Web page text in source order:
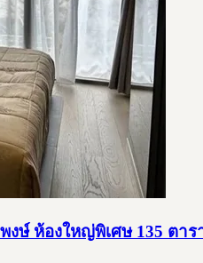
พงษ์ ห้องใหญ่พิเศษ 135